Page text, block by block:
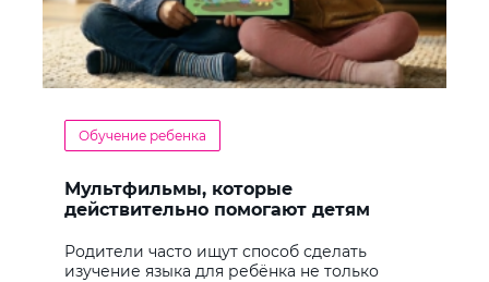
Обучение ребенка
Мультфильмы, которые
действительно помогают детям
Родители часто ищут способ сделать
изучение языка для ребёнка не только